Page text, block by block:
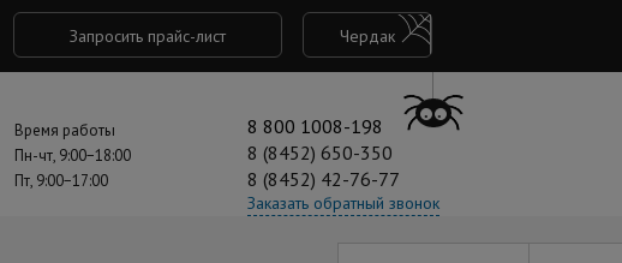
Запросить прайс-лист Чердак
Время работы
Пн-чт, 9:00−18:00
Пт, 9:00−17:00
8 800 1008-198
8 (8452) 650-350
8 (8452) 42-76-77
Заказать обратный звонок